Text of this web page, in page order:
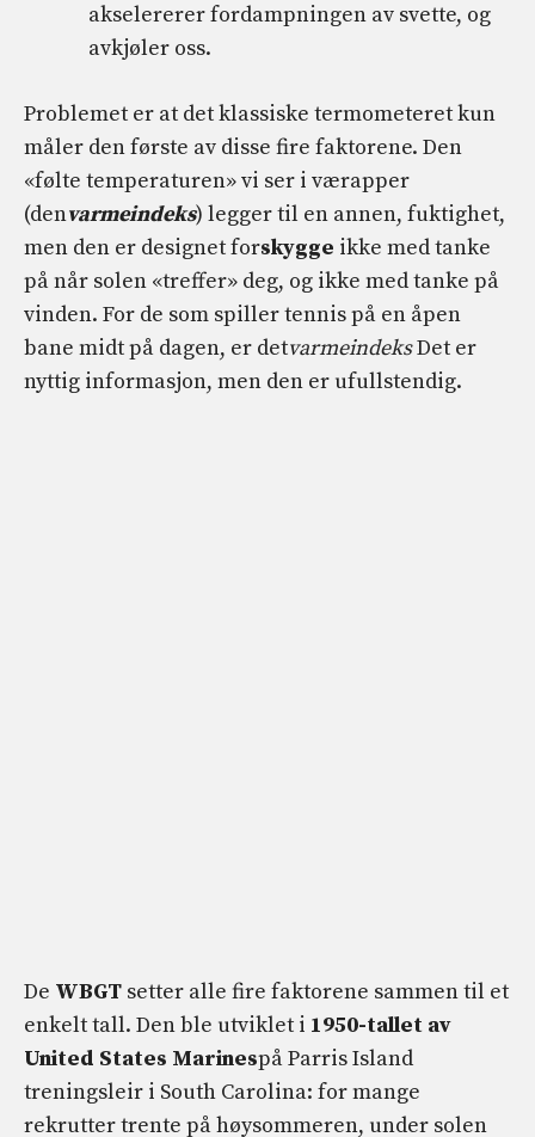
akselererer fordampningen av svette, og
avkjøler oss.
Problemet er at det klassiske termometeret kun
måler den første av disse fire faktorene. Den
«følte temperaturen» vi ser i værapper
(denvarmeindeks) legger til en annen, fuktighet,
men den er designet forskygge ikke med tanke
på når solen «treffer» deg, og ikke med tanke på
vinden. For de som spiller tennis på en åpen
bane midt på dagen, er detvarmeindeksDet er
nyttig informasjon, men den er ufullstendig.
De WBGT setter alle fire faktorene sammen til et
enkelt tall. Den ble utviklet i 1950-tallet av
United States Marinespå Parris Island
treningsleir i South Carolina: for mange
rekrutter trente på høysommeren, under solen